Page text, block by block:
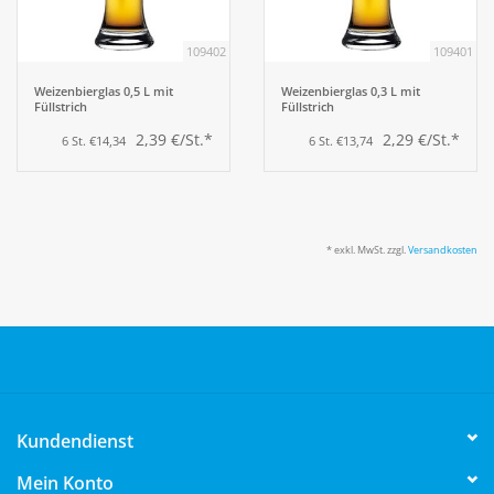
Bar
Küchenmöbel
109402
Weizenbierglas 0,5 L mit
Füllstrich
6 St. €14,34 2,39 €/St.*
109401
Weizenbierglas 0,3 L mit
Füllstrich
6 St. €13,74 2,29 €/St.*
* exkl. MwSt. zzgl.Versandkosten
Kundendienst
Mein Konto